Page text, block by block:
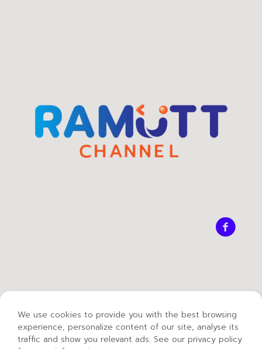
We use cookies to provide you with the best browsing
experience, personalize content of our site, analyse its
traffic and show you relevant ads. See our privacy policy